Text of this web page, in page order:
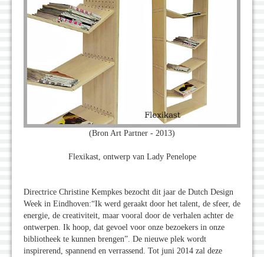
(Bron Art Partner - 2013)
Flexikast, ontwerp van Lady Penelope
Directrice Christine Kempkes bezocht dit jaar de Dutch Design
Week in Eindhoven:“Ik werd geraakt door het talent, de sfeer, de
energie, de creativiteit, maar vooral door de verhalen achter de
ontwerpen. Ik hoop, dat gevoel voor onze bezoekers in onze
bibliotheek te kunnen brengen”. De nieuwe plek wordt
inspirerend, spannend en verrassend. Tot juni 2014 zal deze